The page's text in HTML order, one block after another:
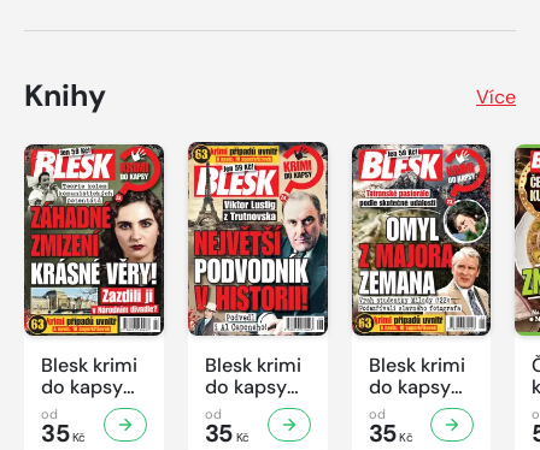
Knihy Více
Blesk krimi
do kapsy
č.7/2026
od
35Kč
Blesk krimi
do kapsy
č.6/2026
od
35Kč
Blesk krimi
do kapsy
č.5/2026
od
35Kč